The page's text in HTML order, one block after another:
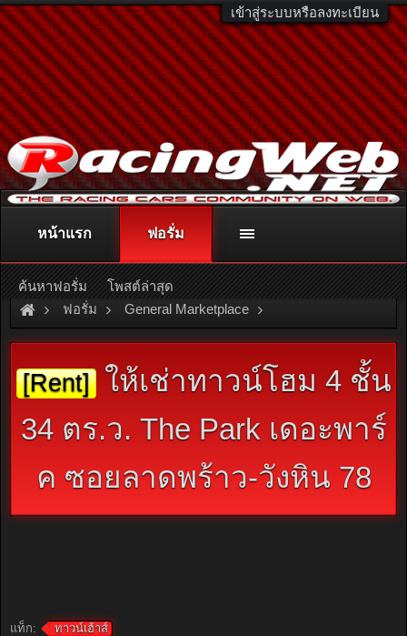
เข้าสู่ระบบหรือลงทะเบียน
ติดต่อลงโฆษณา racingweb@gmail.comหรือโทร. 081-811-1138
หรืออ่านรายละเอียดเพิ่มเติม คลิกที่นี่
ฟอรั่ม General Marketplace
สินค้าทั่วไป ไม่มีหมวดหมู่
[Rent] ให้เช่าทาวน์โฮม 4 ชั้น
34 ตร.ว. The Park เดอะพาร์
ค ซอยลาดพร้าว-วังหิน 78
แท็ก: ทาวน์เฮ้าส์
หน้าแรก ฟอรั่ม
ค้นหาฟอรั่ม โพสต์ล่าสุด